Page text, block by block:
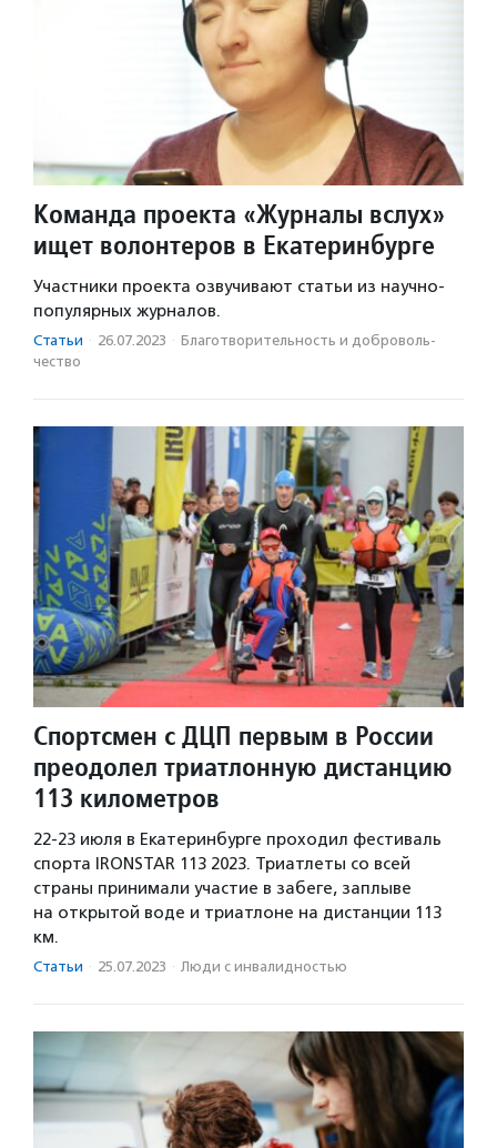
Команда проекта «Журналы вслух»
ищет волонтеров в Екатеринбурге
Участники проекта озвучивают статьи из научно-
популярных журналов.
Статьи · 26.07.2023 · Благотвори­тель­ность и доброволь­
чест­во
Спортсмен с ДЦП первым в России
преодолел триатлонную дистанцию
113 километров
22-23 июля в Екатеринбурге проходил фестиваль
спорта IRONSTAR 113 2023. Триатлеты со всей
страны принимали участие в забеге, заплыве
на открытой воде и триатлоне на дистанции 113
км.
Статьи · 25.07.2023 · Люди с инвалидностью